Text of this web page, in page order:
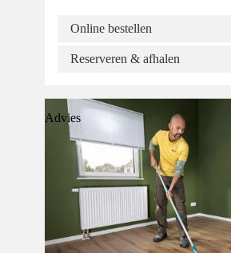
Online bestellen
Reserveren & afhalen
Advies